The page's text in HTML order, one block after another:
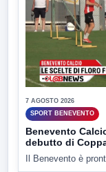
7 AGOSTO 2026
SPORT BENEVENTO
Benevento
debutto di
Il Benevento è